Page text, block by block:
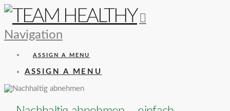
Navigation
ASSIGN A MENU
ASSIGN A MENU